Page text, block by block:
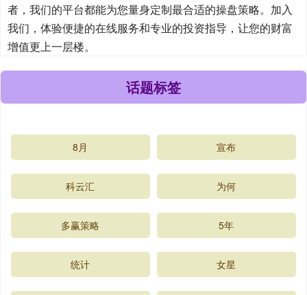
者，我们的平台都能为您量身定制最合适的操盘策略。加入
我们，体验便捷的在线服务和专业的投资指导，让您的财富
增值更上一层楼。
话题标签
8月 宣布
科云汇 为何
多赢策略 5年
统计 女星